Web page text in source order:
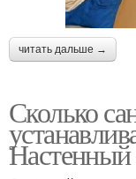
читать дальше →
Сколько